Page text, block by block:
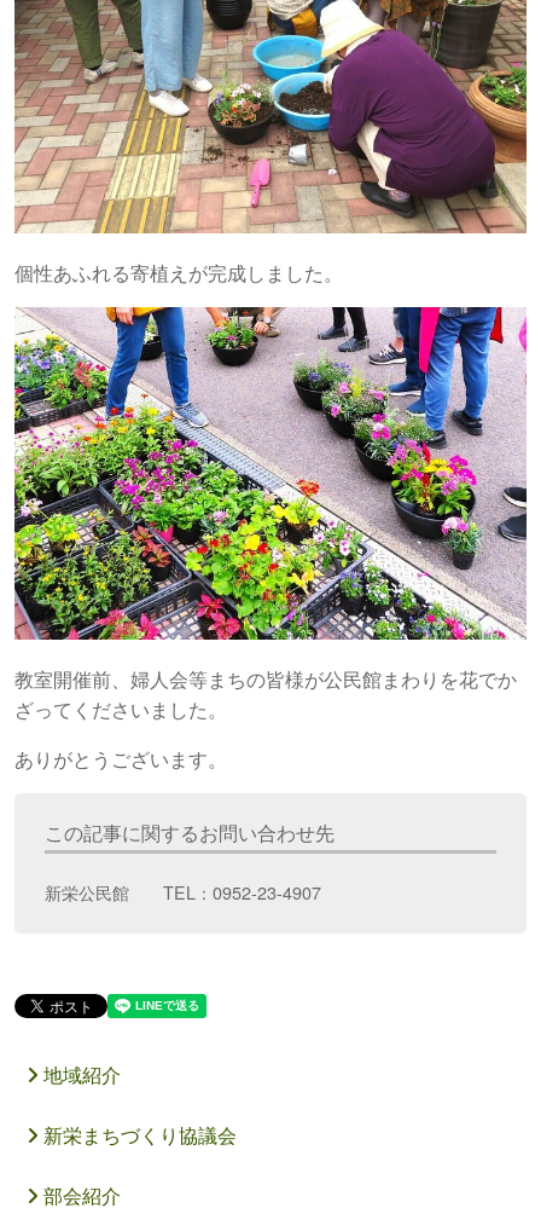
個性あふれる寄植えが完成しました。
教室開催前、婦人会等まちの皆様が公民館まわりを花でか
ざってくださいました。
ありがとうございます。
この記事に関するお問い合わせ先
新栄公民館 TEL：0952-23-4907
地域紹介
新栄まちづくり協議会
部会紹介